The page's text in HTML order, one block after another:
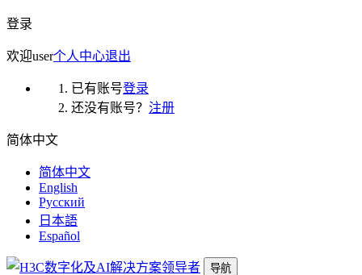
登录
欢迎user个人中心退出
已有账号登录
还没有账号？ 注册
简体中文
简体中文
English
Русский
日本語
Español
导航